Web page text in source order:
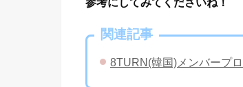
関連記事
8TURN(韓国)メンバープ